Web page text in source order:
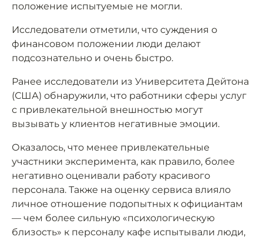
положение испытуемые не могли.
Исследователи отметили, что суждения о
финансовом положении люди делают
подсознательно и очень быстро.
Ранее исследователи из Университета Дейтона
(США) обнаружили, что работники сферы услуг
с привлекательной внешностью могут
вызывать у клиентов негативные эмоции.
Оказалось, что менее привлекательные
участники эксперимента, как правило, более
негативно оценивали работу красивого
персонала. Также на оценку сервиса влияло
личное отношение подопытных к официантам
— чем более сильную «психологическую
близость» к персоналу кафе испытывали люди,